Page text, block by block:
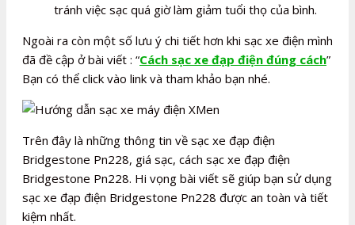
tránh việc sạc quá giờ làm giảm tuổi thọ của bình.
Ngoài ra còn một số lưu ý chi tiết hơn khi sạc xe điện mình
đã đề cập ở bài viết : “Cách sạc xe đạp điện đúng cách”
Bạn có thể click vào link và tham khảo bạn nhé.
Trên đây là những thông tin về sạc xe đạp điện
Bridgestone Pn228, giá sạc, cách sạc xe đạp điện
Bridgestone Pn228. Hi vọng bài viết sẽ giúp bạn sử dụng
sạc xe đạp điện Bridgestone Pn228 được an toàn và tiết
kiệm nhất.